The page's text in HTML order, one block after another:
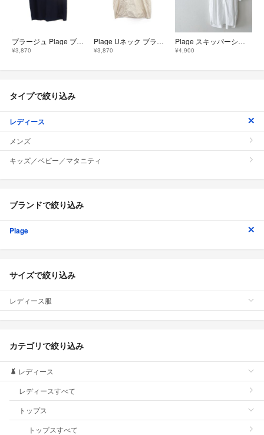
プラージュ Plage ブラウス スプーンネック ノースリーブ 無地 ネイビー
¥3,870
Plage Uネック ブラウス 半袖 無地 コットン 綿 ライトベージュ
¥3,870
Plage スキッパーシャツ ホワイト 2025SS
¥4,900
タイプで絞り込み
レディース
メンズ
キッズ／ベビー／マタニティ
ブランドで絞り込み
Plage
サイズで絞り込み
レディース服
カテゴリで絞り込み
レディース
レディースすべて
トップス
トップスすべて